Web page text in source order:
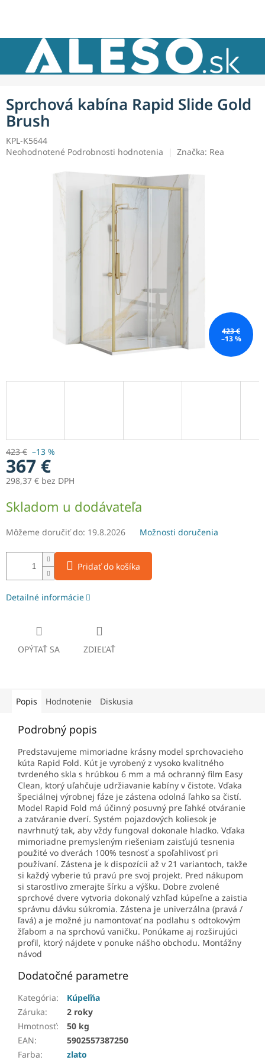
Sprchová kabína Rapid Slide Gold
Brush
KPL-K5644
Priemerné
Neohodnotené Podrobnosti hodnotenia Značka: Rea
423 €
–13 %
423 € –13 %
367 €
298,37 € bez DPH
cena:
Skladom u dodávateľa
Môžeme doručiť do: 19.8.2026 Možnosti doručenia
Pridať do košíka
Detailné informácie
OPÝTAŤ SA ZDIEĽAŤ
Popis Hodnotenie Diskusia
Podrobný popis
Predstavujeme mimoriadne krásny model sprchovacieho
kúta Rapid Fold. Kút je vyrobený z vysoko kvalitného
tvrdeného skla s hrúbkou 6 mm a má ochranný film Easy
Clean, ktorý uľahčuje udržiavanie kabíny v čistote. Vďaka
špeciálnej výrobnej fáze je zástena odolná ľahko sa čistí.
Model Rapid Fold má účinný posuvný pre ľahké otváranie
a zatváranie dverí. Systém pojazdových koliesok je
navrhnutý tak, aby vždy fungoval dokonale hladko. Vďaka
mimoriadne premysleným riešeniam zaisťujú tesnenia
použité vo dverách 100% tesnosť a spoľahlivosť pri
používaní. Zástena je k dispozícii až v 21 variantoch, takže
si každý vyberie tú pravú pre svoj projekt. Pred nákupom
si starostlivo zmerajte šírku a výšku. Dobre zvolené
sprchové dvere vytvoria dokonalý vzhľad kúpeľne a zaistia
správnu dávku súkromia. Zástena je univerzálna (pravá /
ľavá) a je možné ju namontovať na podlahu s odtokovým
žľabom a na sprchovú vaničku. Ponúkame aj rozširujúci
profil, ktorý nájdete v ponuke nášho obchodu. Montážny
návod
Dodatočné parametre
Kategória:
Kúpeľňa
Záruka:
2 roky
Hmotnosť:
50 kg
EAN:
5902557387250
Farba: zlato